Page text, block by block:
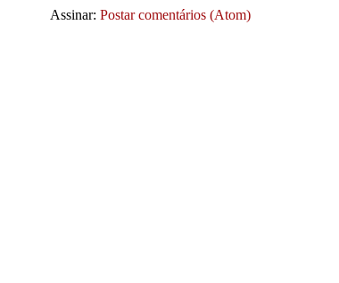
Assinar: Postar comentários (Atom)